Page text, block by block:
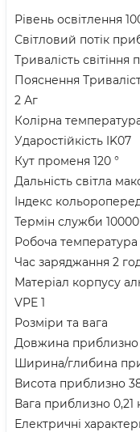
Рівень освітлення
Світловий потік
Тривалість
Пояснення
2 Аг
Колірна
Ударостійкість IK07
Кут променя 120 °
Дальність світла
Індекс
Термін служби
Робоча температура
Час заряджання 2
Матеріал корпусу
VPE 1
Розміри та вага
Довжина приблизно
Ширина/глибина
Висота приблизно
Вага приблизно 0,21
Електричні